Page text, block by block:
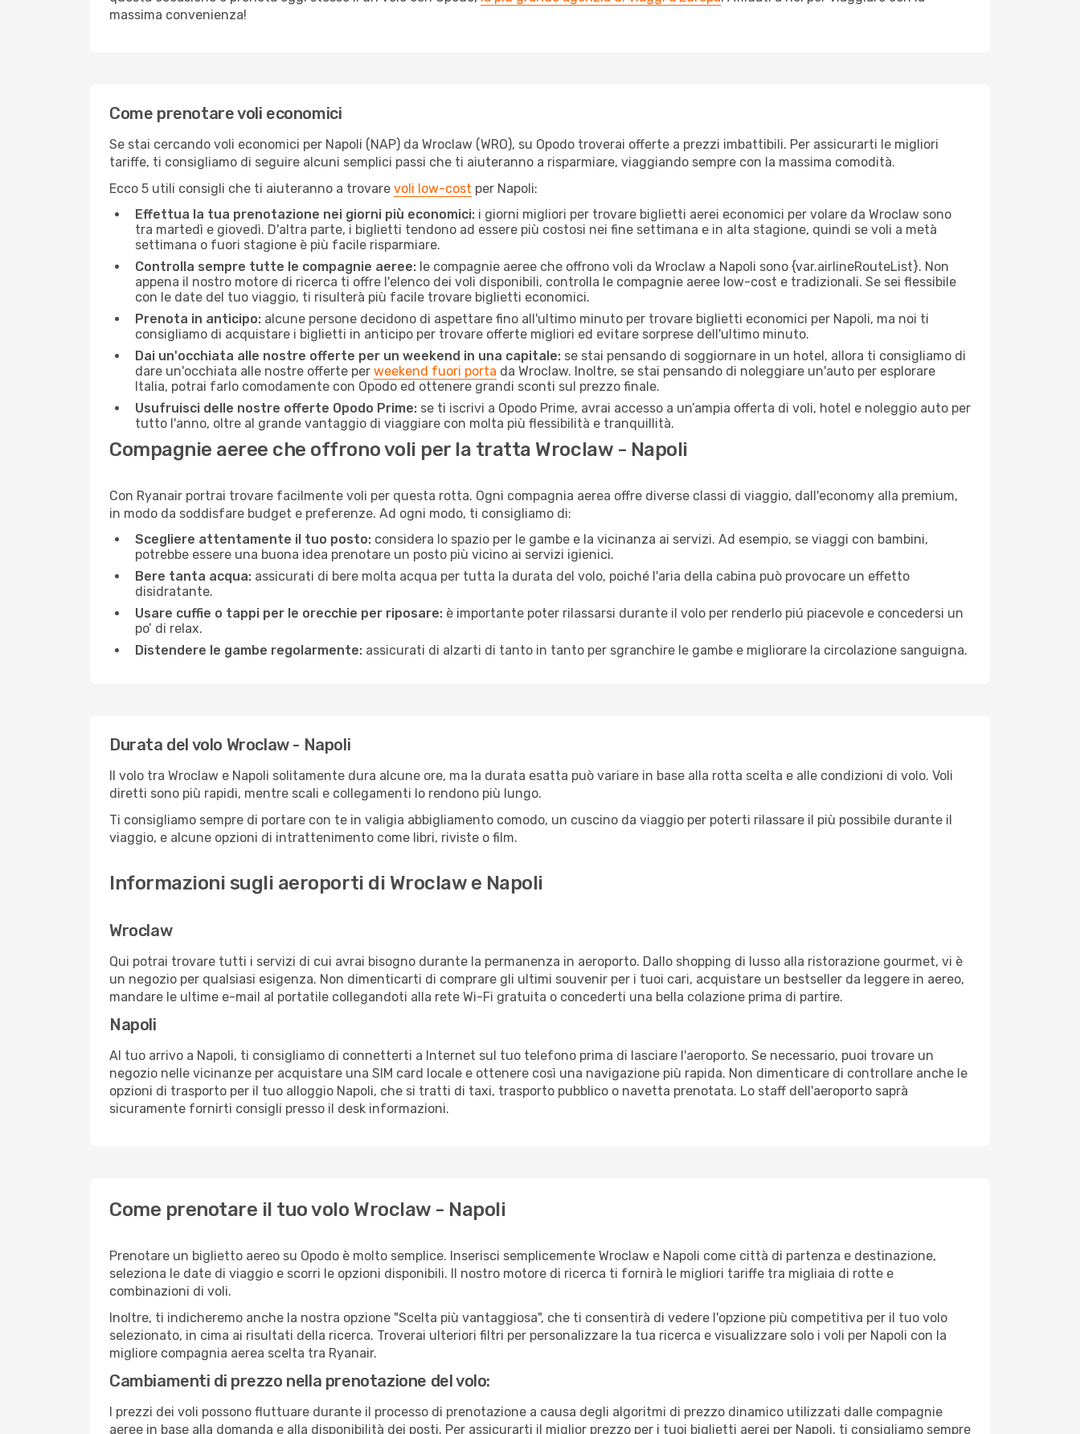
massima convenienza!
Come prenotare voli economici
Se stai cercando voli economici per Napoli (NAP) da Wroclaw (WRO), su Opodo troverai offerte a prezzi imbattibili. Per assicurarti le migliori
tariffe, ti consigliamo di seguire alcuni semplici passi che ti aiuteranno a risparmiare, viaggiando sempre con la massima comodità.
Ecco 5 utili consigli che ti aiuteranno a trovare voli low-cost per Napoli:
Effettua la tua prenotazione nei giorni più economici: i giorni migliori per trovare biglietti aerei economici per volare da Wroclaw sono
tra martedì e giovedì. D'altra parte, i biglietti tendono ad essere più costosi nei fine settimana e in alta stagione, quindi se voli a metà
settimana o fuori stagione è più facile risparmiare.
Controlla sempre tutte le compagnie aeree: le compagnie aeree che offrono voli da Wroclaw a Napoli sono {​var.airlineRouteList}. Non
appena il nostro motore di ricerca ti offre l'elenco dei voli disponibili, controlla le compagnie aeree low-cost e tradizionali. Se sei flessibile
con le date del tuo viaggio, ti risulterà più facile trovare biglietti economici.
Prenota in anticipo: alcune persone decidono di aspettare fino all'ultimo minuto per trovare biglietti economici per Napoli, ma noi ti
consigliamo di acquistare i biglietti in anticipo per trovare offerte migliori ed evitare sorprese dell'ultimo minuto.
Dai un'occhiata alle nostre offerte per un weekend in una capitale: se stai pensando di soggiornare in un hotel, allora ti consigliamo di
dare un'occhiata alle nostre offerte per weekend fuori porta da Wroclaw. Inoltre, se stai pensando di noleggiare un'auto per esplorare
Italia, potrai farlo comodamente con Opodo ed ottenere grandi sconti sul prezzo finale.
Usufruisci delle nostre offerte Opodo Prime: se ti iscrivi a Opodo Prime, avrai accesso a un’ampia offerta di voli, hotel e noleggio auto per
tutto l'anno, oltre al grande vantaggio di viaggiare con molta più flessibilità e tranquillità.
Compagnie aeree che offrono voli per la tratta Wroclaw - Napoli
Con Ryanair portrai trovare facilmente voli per questa rotta. Ogni compagnia aerea offre diverse classi di viaggio, dall'economy alla premium,
in modo da soddisfare budget e preferenze. Ad ogni modo, ti consigliamo di:
Scegliere attentamente il tuo posto: considera lo spazio per le gambe e la vicinanza ai servizi. Ad esempio, se viaggi con bambini,
potrebbe essere una buona idea prenotare un posto più vicino ai servizi igienici.
Bere tanta acqua: assicurati di bere molta acqua per tutta la durata del volo, poiché l'aria della cabina può provocare un effetto
disidratante.
Usare cuffie o tappi per le orecchie per riposare: è importante poter rilassarsi durante il volo per renderlo piú piacevole e concedersi un
po’ di relax.
Distendere le gambe regolarmente: assicurati di alzarti di tanto in tanto per sgranchire le gambe e migliorare la circolazione sanguigna.
Durata del volo Wroclaw - Napoli
Il volo tra Wroclaw e Napoli solitamente dura alcune ore, ma la durata esatta può variare in base alla rotta scelta e alle condizioni di volo. Voli
diretti sono più rapidi, mentre scali e collegamenti lo rendono più lungo.
Ti consigliamo sempre di portare con te in valigia abbigliamento comodo, un cuscino da viaggio per poterti rilassare il più possibile durante il
viaggio, e alcune opzioni di intrattenimento come libri, riviste o film.
Informazioni sugli aeroporti di Wroclaw e Napoli
Wroclaw
Qui potrai trovare tutti i servizi di cui avrai bisogno durante la permanenza in aeroporto. Dallo shopping di lusso alla ristorazione gourmet, vi è
un negozio per qualsiasi esigenza. Non dimenticarti di comprare gli ultimi souvenir per i tuoi cari, acquistare un bestseller da leggere in aereo,
mandare le ultime e-mail al portatile collegandoti alla rete Wi-Fi gratuita o concederti una bella colazione prima di partire.
Napoli
Al tuo arrivo a Napoli, ti consigliamo di connetterti a Internet sul tuo telefono prima di lasciare l'aeroporto. Se necessario, puoi trovare un
negozio nelle vicinanze per acquistare una SIM card locale e ottenere così una navigazione più rapida. Non dimenticare di controllare anche le
opzioni di trasporto per il tuo alloggio Napoli, che si tratti di taxi, trasporto pubblico o navetta prenotata. Lo staff dell'aeroporto saprà
sicuramente fornirti consigli presso il desk informazioni.
Come prenotare il tuo volo Wroclaw - Napoli
Prenotare un biglietto aereo su Opodo è molto semplice. Inserisci semplicemente Wroclaw e Napoli come città di partenza e destinazione,
seleziona le date di viaggio e scorri le opzioni disponibili. Il nostro motore di ricerca ti fornirà le migliori tariffe tra migliaia di rotte e
combinazioni di voli.
Inoltre, ti indicheremo anche la nostra opzione "Scelta più vantaggiosa", che ti consentirà di vedere l'opzione più competitiva per il tuo volo
selezionato, in cima ai risultati della ricerca. Troverai ulteriori filtri per personalizzare la tua ricerca e visualizzare solo i voli per Napoli con la
migliore compagnia aerea scelta tra Ryanair.
Cambiamenti di prezzo nella prenotazione del volo:
I prezzi dei voli possono fluttuare durante il processo di prenotazione a causa degli algoritmi di prezzo dinamico utilizzati dalle compagnie
aeree in base alla domanda e alla disponibilità dei posti. Per assicurarti il miglior prezzo per i tuoi biglietti aerei per Napoli, ti consigliamo sempre